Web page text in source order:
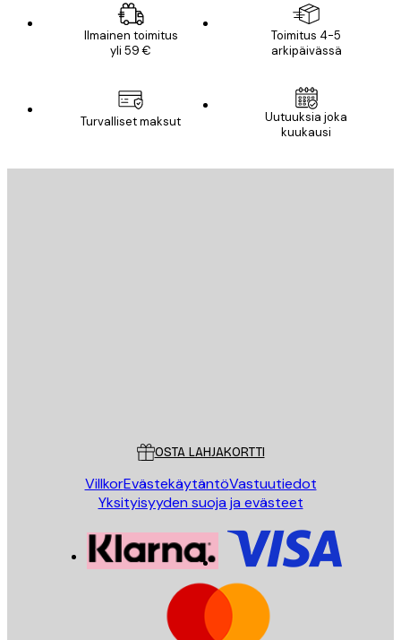
Ilmainen toimitus
yli 59 €
Toimitus 4-5
arkipäivässä
Turvalliset maksut
Uutuuksia joka
kuukausi
OSTA LAHJAKORTTI
VillkorEvästekäytäntöVastuutiedot
Yksityisyyden suoja ja evästeet